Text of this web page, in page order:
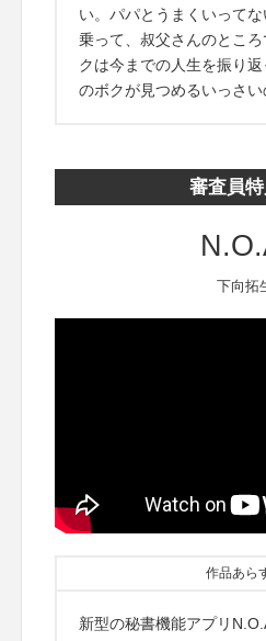
い。パパとうまくいって
乗って、叔父さんのとこ
クは今までの人生を振り
のボクが見つめるいっさい
審査員
下向拓
作品あら
新型の秘書機能アプリ